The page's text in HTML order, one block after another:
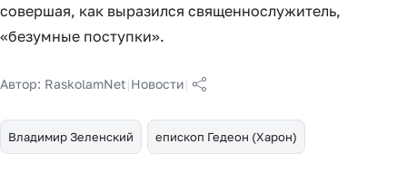
совершая, как выразился священнослужитель,
«безумные поступки».
Автор: RaskolamNet|Новости|
Владимир Зеленский епископ Гедеон (Харон)